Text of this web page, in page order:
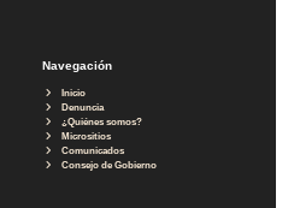
Navegación
Inicio
Denuncia
¿Quiénes somos?
Micrositios
Comunicados
Consejo de Gobierno